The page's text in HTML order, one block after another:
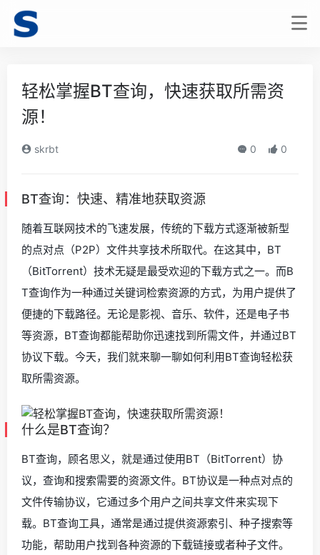
轻松掌握BT查询，快速获取所需资
源！
skrbt 0 0
BT查询：快速、精准地获取资源
随着互联网技术的飞速发展，传统的下载方式逐渐被新型
的点对点（P2P）文件共享技术所取代。在这其中，BT
（BitTorrent）技术无疑是最受欢迎的下载方式之一。而B
T查询作为一种通过关键词检索资源的方式，为用户提供了
便捷的下载路径。无论是影视、音乐、软件，还是电子书
等资源，BT查询都能帮助你迅速找到所需文件，并通过BT
协议下载。今天，我们就来聊一聊如何利用BT查询轻松获
取所需资源。
什么是BT查询？
BT查询，顾名思义，就是通过使用BT（BitTorrent）协
议，查询和搜索需要的资源文件。BT协议是一种点对点的
文件传输协议，它通过多个用户之间共享文件来实现下
载。BT查询工具，通常是通过提供资源索引、种子搜索等
功能，帮助用户找到各种资源的下载链接或者种子文件。